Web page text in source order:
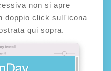
non si apre
doppio click sull'icona
qui sopra.